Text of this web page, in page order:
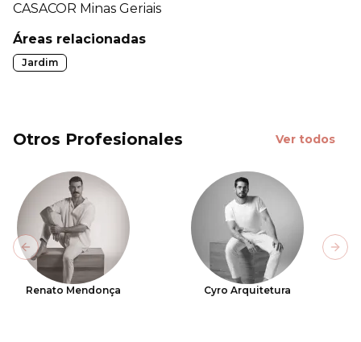
CASACOR Minas Geriais
Áreas relacionadas
Jardim
Otros Profesionales Ver todos
Renato Mendonça Cyro Arquitetura
Previous slide